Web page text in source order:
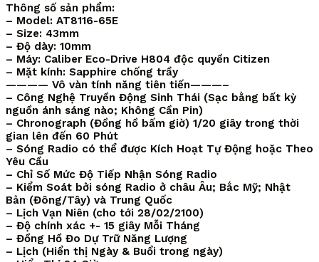
Thông số sản phẩm:
– Model: AT8116-65E
– Size: 43mm
– Độ dày: 10mm
– Máy: Caliber Eco-Drive H804 độc quyền Citizen
– Mặt kính: Sapphire chống trầy
———— Vô vàn tính năng tiên tiến———–
– Công Nghệ Truyền Động Sinh Thái (Sạc bằng bất kỳ
nguồn ánh sáng nào; Không Cần Pin)
– Chronograph (Đồng hồ bấm giờ) 1/20 giây trong thời
gian lên đến 60 Phút
– Sóng Radio có thể được Kích Hoạt Tự Động hoặc Theo
Yêu Cầu
– Chỉ Số Mức Độ Tiếp Nhận Sóng Radio
– Kiểm Soát bởi sóng Radio ở châu Âu; Bắc Mỹ; Nhật
Bản (Đông/Tây) và Trung Quốc
– Lịch Vạn Niên (cho tới 28/02/2100)
– Độ chính xác +- 15 giây Mỗi Tháng
– Đồng Hồ Đo Dự Trữ Năng Lượng
– Lịch (Hiển thị Ngày & Buổi trong ngày)